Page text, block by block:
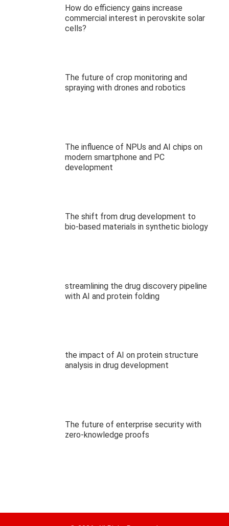
How do efficiency gains increase
commercial interest in perovskite solar
cells?
The future of crop monitoring and
spraying with drones and robotics
The influence of NPUs and AI chips on
modern smartphone and PC
development
The shift from drug development to
bio-based materials in synthetic biology
streamlining the drug discovery pipeline
with AI and protein folding
the impact of AI on protein structure
analysis in drug development
The future of enterprise security with
zero-knowledge proofs